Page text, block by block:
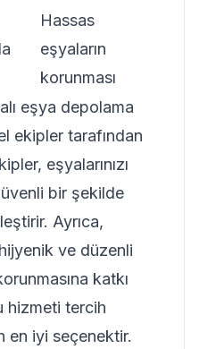
Hassas
eşyaların
korunması
eşya depolama
ekipler tarafından
eşyalarınızı
bir şekilde
Ayrıca,
ve düzenli
katkı
hizmeti tercih
en iyi seçenektir.